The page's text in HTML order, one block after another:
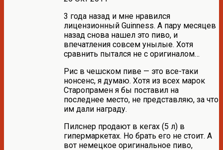
3 года назад и мне нравился
лицензионный Guinness. А пару месяцев
назад снова нашел это пиво, и
впечатления совсем унылые. Хотя
сравнить пытался не с оригиналом…
Рис в чешском пиве — это все-таки
нонсенс, я думаю. Хотя из всех марок
Старопрамен я бы поставил на
последнее место, не представляю, за что
им дали награду.
Пилснер продают в кегах (5 л) в
гипермаркетах. Но брать его не стоит. А
вот немецкое оригинальное пиво,